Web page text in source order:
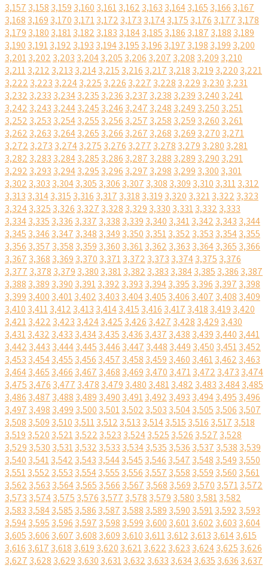
3,157 3,158 3,159 3,160 3,1613,162 3,163 3,1643,165 3,166 3,167
3,168 3,169 3,170 3,1713,172 3,173 3,1743,175 3,176 3,177 3,178
3,179 3,180 3,1813,182 3,183 3,1843,185 3,186 3,187 3,188 3,189
3,190 3,1913,192 3,193 3,1943,195 3,196 3,197 3,198 3,199 3,200
3,2013,202 3,203 3,2043,205 3,206 3,207 3,208 3,209 3,210
3,2113,212 3,213 3,2143,215 3,216 3,217 3,218 3,219 3,220 3,221
3,222 3,223 3,2243,225 3,226 3,227 3,228 3,229 3,230 3,231
3,232 3,233 3,2343,235 3,236 3,237 3,238 3,239 3,240 3,241
3,242 3,243 3,2443,245 3,246 3,247 3,248 3,249 3,250 3,251
3,252 3,253 3,2543,255 3,256 3,257 3,258 3,259 3,260 3,261
3,262 3,263 3,2643,265 3,266 3,267 3,268 3,269 3,270 3,271
3,272 3,273 3,2743,275 3,276 3,277 3,278 3,279 3,280 3,281
3,282 3,283 3,2843,285 3,286 3,287 3,288 3,289 3,290 3,291
3,292 3,293 3,2943,295 3,296 3,297 3,298 3,299 3,300 3,301
3,302 3,303 3,3043,305 3,306 3,307 3,308 3,309 3,310 3,3113,312
3,313 3,3143,315 3,316 3,317 3,318 3,319 3,320 3,3213,322 3,323
3,3243,325 3,326 3,327 3,328 3,329 3,330 3,3313,332 3,333
3,3343,335 3,336 3,337 3,338 3,339 3,340 3,3413,342 3,343 3,344
3,345 3,346 3,347 3,348 3,349 3,350 3,3513,352 3,353 3,3543,355
3,356 3,357 3,358 3,359 3,360 3,3613,362 3,363 3,3643,365 3,366
3,367 3,368 3,369 3,370 3,3713,372 3,373 3,3743,375 3,376
3,377 3,378 3,379 3,380 3,3813,382 3,383 3,3843,385 3,386 3,387
3,388 3,389 3,390 3,3913,392 3,393 3,3943,395 3,396 3,397 3,398
3,399 3,400 3,4013,402 3,403 3,4043,405 3,406 3,407 3,408 3,409
3,410 3,4113,412 3,413 3,4143,415 3,416 3,417 3,418 3,419 3,420
3,4213,422 3,423 3,4243,425 3,426 3,427 3,428 3,429 3,430
3,4313,432 3,433 3,4343,435 3,436 3,437 3,438 3,439 3,440 3,441
3,442 3,443 3,4443,445 3,446 3,447 3,448 3,449 3,450 3,4513,452
3,453 3,4543,455 3,456 3,457 3,458 3,459 3,460 3,4613,462 3,463
3,4643,465 3,466 3,467 3,468 3,469 3,470 3,4713,472 3,473 3,474
3,475 3,476 3,477 3,478 3,479 3,480 3,4813,482 3,483 3,4843,485
3,486 3,487 3,488 3,489 3,490 3,4913,492 3,493 3,4943,495 3,496
3,497 3,498 3,499 3,500 3,5013,502 3,503 3,5043,505 3,506 3,507
3,508 3,509 3,510 3,5113,512 3,513 3,5143,515 3,516 3,517 3,518
3,519 3,520 3,5213,522 3,523 3,5243,525 3,526 3,527 3,528
3,529 3,530 3,5313,532 3,533 3,5343,535 3,536 3,537 3,538 3,539
3,540 3,5413,542 3,543 3,5443,545 3,546 3,547 3,548 3,549 3,550
3,5513,552 3,553 3,5543,555 3,556 3,557 3,558 3,559 3,560 3,561
3,562 3,563 3,5643,565 3,566 3,567 3,568 3,569 3,570 3,5713,572
3,573 3,5743,575 3,576 3,577 3,578 3,579 3,580 3,5813,582
3,583 3,5843,585 3,586 3,587 3,588 3,589 3,590 3,5913,592 3,593
3,5943,595 3,596 3,597 3,598 3,599 3,600 3,6013,602 3,603 3,604
3,605 3,606 3,607 3,608 3,609 3,610 3,6113,612 3,613 3,6143,615
3,616 3,617 3,618 3,619 3,620 3,6213,622 3,623 3,6243,625 3,626
3,627 3,628 3,629 3,630 3,6313,632 3,633 3,6343,635 3,636 3,637